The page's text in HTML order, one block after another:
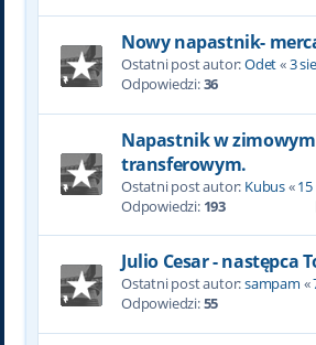
Nowy napastnik-
Ostatni post autor:Odet«3
Odpowiedzi:36
Napastnik w
transferowym.
Ostatni post autor: Kubus«
Odpowiedzi: 193
Julio Cesar - następca
Ostatni post autor:sampam «
Odpowiedzi:55